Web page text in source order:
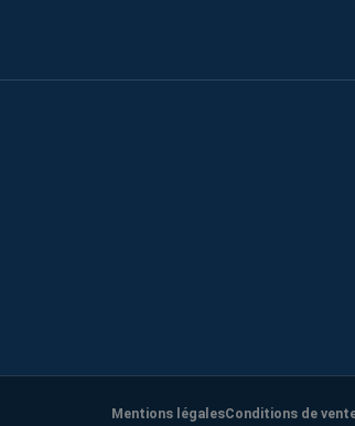
Mentions légalesConditions de